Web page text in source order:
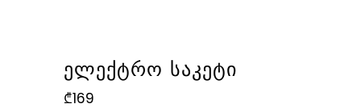
ᲔᲚᲔᲥᲢᲠᲝ ᲡᲐᲙᲔᲢᲘ
₾169